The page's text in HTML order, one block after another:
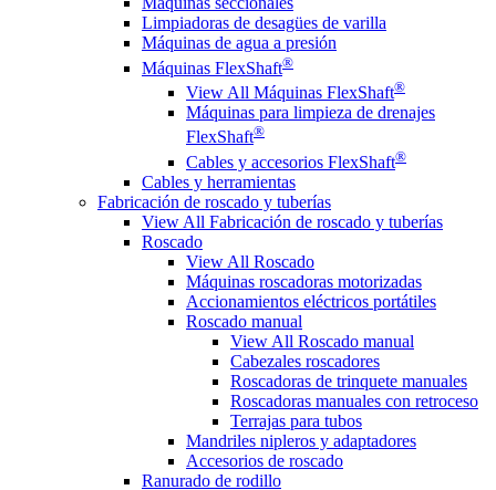
Limpiadoras de desagües de varilla
Máquinas de agua a presión
Máquinas FlexShaft®
View All Máquinas FlexShaft®
Máquinas para limpieza de drenajes
FlexShaft®
Cables y accesorios FlexShaft®
Cables y herramientas
Fabricación de roscado y tuberías
View All Fabricación de roscado y tuberías
Roscado
View All Roscado
Máquinas roscadoras motorizadas
Accionamientos eléctricos portátiles
Roscado manual
View All Roscado manual
Cabezales roscadores
Roscadoras de trinquete manuales
Roscadoras manuales con retroceso
Terrajas para tubos
Mandriles nipleros y adaptadores
Accesorios de roscado
Ranurado de rodillo